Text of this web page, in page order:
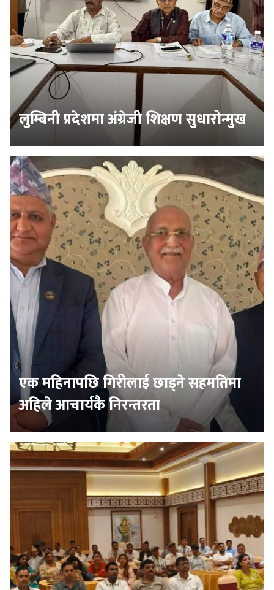
लुम्बिनी प्रदेशमा अंग्रेजी शिक्षण सुधारोन्मुख
एक महिनापछि गिरीलाई छाड्ने सहमतिमा
अहिले आचार्यकै निरन्तरता